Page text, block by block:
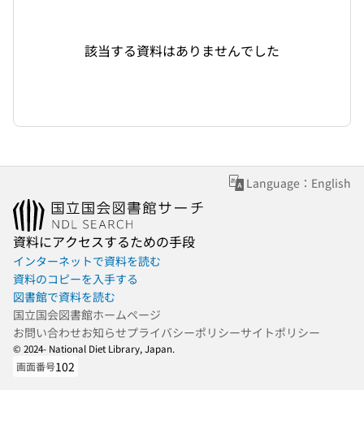
該当する資料はありませんでした
Language：English
資料にアクセスするための手段
インターネットで資料を読む
資料のコピーを入手する
図書館で資料を読む
国立国会図書館ホームページ
お問い合わせお知らせプライバシーポリシーサイトポリシー
© 2024- National Diet Library, Japan.
画面番号102